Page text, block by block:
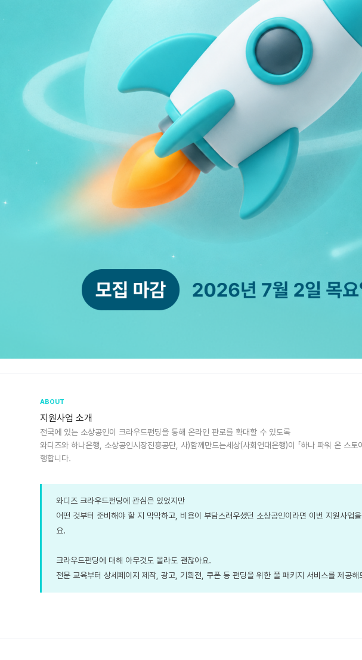
ABOUT
지원사업 소개
전국에 있는 소상공인이 크라우드펀딩을 통해 온라인 판로를 확대할 수 있도록
와디즈와 하나은행, 소상공인시장진흥공단, 사)함께만드는세상(사회연대은행)이 「하나 파워 온 스토
행합니다.
와디즈 크라우드펀딩에 관심은 있었지만
어떤 것부터 준비해야 할 지 막막하고, 비용이 부담스러우셨던 소상공인이라면 이번 지원사업을
요.
크라우드펀딩에 대해 아무것도 몰라도 괜찮아요.
전문 교육부터 상세페이지 제작, 광고, 기획전, 쿠폰 등 펀딩을 위한 풀 패키지 서비스를 제공해